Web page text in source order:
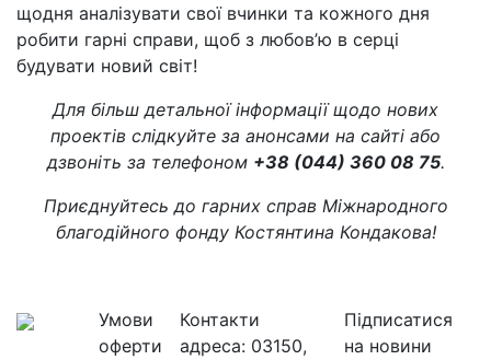
щодня аналізувати свої вчинки та кожного дня
робити гарні справи, щоб з любов’ю в серці
будувати новий світ!
Для більш детальної інформації щодо нових
проектів слідкуйте за анонсами на сайті або
дзвоніть за телефоном +38 (044) 360 08 75.
Приєднуйтесь до гарних справ Міжнародного
благодійного фонду Костянтина Кондакова!
Умови
оферти
Контакти
адреса: 03150,
Підписатися
на новини